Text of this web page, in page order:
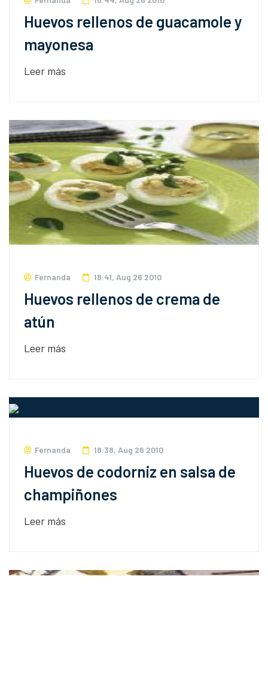
Huevos rellenos de guacamole y
mayonesa
Leer más
Fernanda 18:41, Aug 26 2010
Huevos rellenos de crema de
atún
Leer más
Fernanda 18:38, Aug 26 2010
Huevos de codorniz en salsa de
champiñones
Leer más